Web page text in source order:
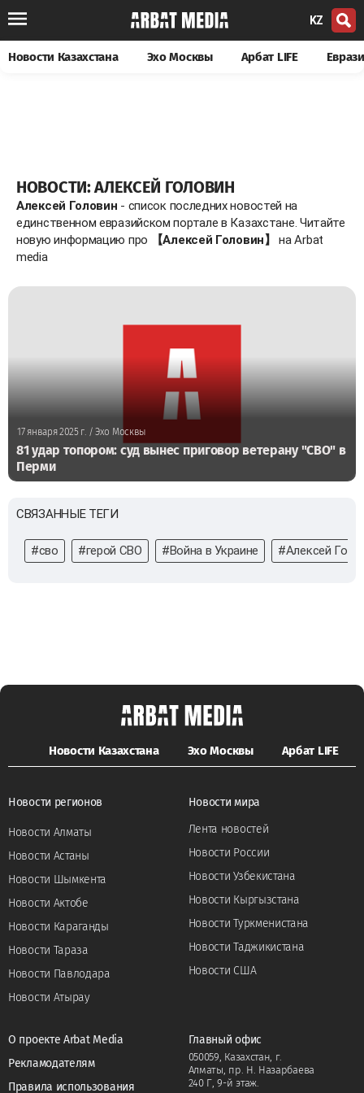
KZ
Новости Казахстана Эхо Москвы Арбат LIFE
НОВОСТИ: АЛЕКСЕЙ ГОЛОВИН
Алексей Головин - список последних новостей на
единственном евразийском портале в Казахстане. Читайте
новую информацию про
【Алексей Головин】
на Arbat
media
17 января 2025 г./ Эхо Москвы
81 удар топором: суд вынес приговор ветерану "СВО" в
Перми
СВЯЗАННЫЕ ТЕГИ
#сво #герой СВО #Война в Украине #Алексей
Новости Казахстана Эхо Москвы Арбат LIFE
Новости регионов
Новости Алматы
Новости Астаны
Новости Шымкента
Новости Актобе
Новости Караганды
Новости Тараза
Новости Павлодара
Новости Атырау
Новости мира
Лента новостей
Новости России
Новости Узбекистана
Новости Кыргызстана
Новости Туркменистана
Новости Таджикистана
Новости США
О проекте Arbat Media
Рекламодателям
Правила использования
Главный офис
050059, Казахстан, г.
Алматы, пр. Н. Назарбаева
240 Г, 9-й этаж.